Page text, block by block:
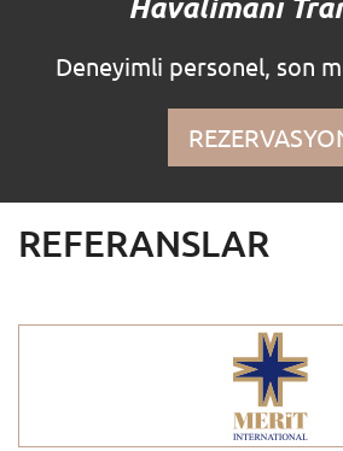
Havalimanı
Deneyimli personel, son
REFERANSLAR